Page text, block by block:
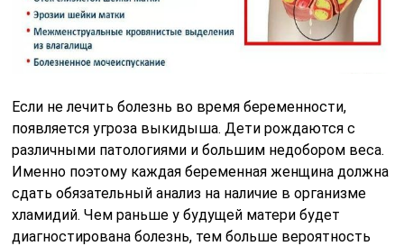
Если не лечить болезнь во время беременности,
появляется угроза выкидыша. Дети рождаются с
различными патологиями и большим недобором веса.
Именно поэтому каждая беременная женщина должна
сдать обязательный анализ на наличие в организме
хламидий. Чем раньше у будущей матери будет
диагностирована болезнь, тем больше вероятность